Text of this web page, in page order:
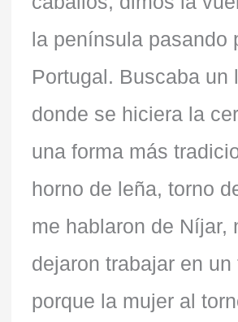
la península pasando
Portugal. Buscaba un
donde se hiciera la
una forma más
horno de leña, torno
me hablaron de Níjar,
dejaron trabajar en un
porque la mujer al